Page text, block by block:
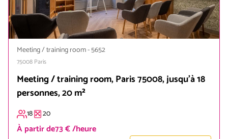
Meeting / training room-5652
75008 Paris
Meeting / training room, Paris 75008, jusqu'à 18
personnes, 20 m²
18 20
À partir de73 € /heure